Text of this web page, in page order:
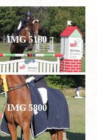
IMG 5180
IMG 5800